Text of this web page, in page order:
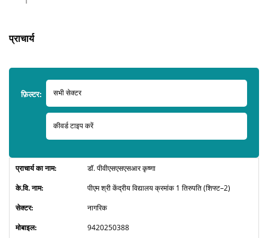
प्राचार्य
फ़िल्टर:
डॉ. पीवीएसएसएसआर कृष्णा
पीएम श्री केंद्रीय विद्यालय क्रमांक 1 तिरुपति (शिफ्ट–2)
नागरिक
9420250388